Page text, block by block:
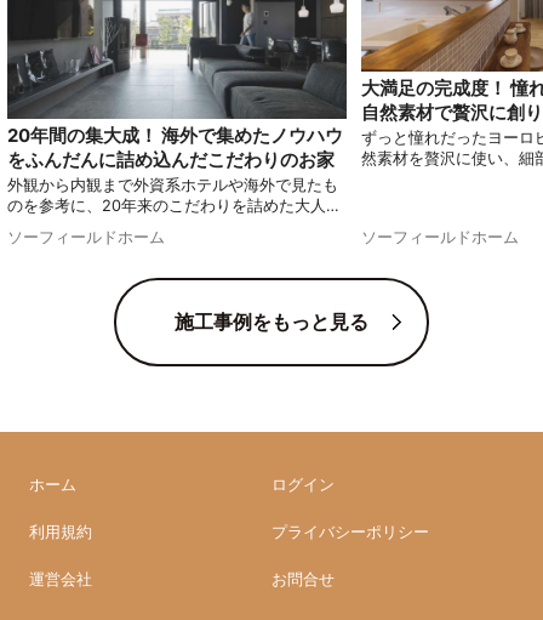
20年間の集大成！ 海外で集めたノウハウ
をふんだんに詰め込んだこだわりのお家
外観から内観まで外資系ホテルや海外で見たも
のを参考に、20年来のこだわりを詰めた大人の
ソーフィールドホーム
大満足の完成度！ 憧
自然素材で贅沢に創
ずっと憧れだったヨーロ
然素材を贅沢に使い、細
ソーフィールドホーム
施工事例をもっと見る
ホーム ログイン
利用規約 プライバシーポリシー
運営会社 お問合せ